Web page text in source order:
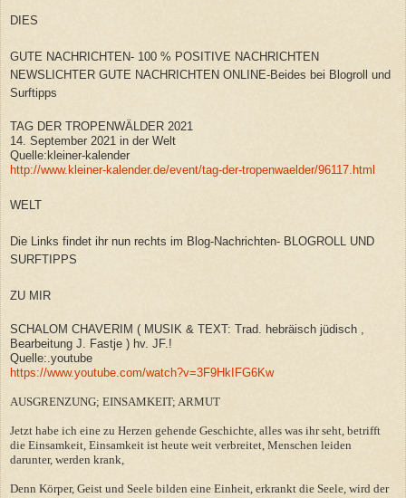
DIES
GUTE NACHRICHTEN- 100 % POSITIVE NACHRICHTEN
NEWSLICHTER GUTE NACHRICHTEN ONLINE-Beides bei Blogroll und
Surftipps
TAG DER TROPENWÄLDER 2021
14. September 2021 in der Welt
Quelle:kleiner-kalender
http://www.kleiner-kalender.de/event/tag-der-tropenwaelder/96117.html
WELT
Die Links findet ihr nun rechts im Blog-Nachrichten- BLOGROLL UND
SURFTIPPS
ZU MIR
SCHALOM CHAVERIM ( MUSIK & TEXT: Trad. hebräisch jüdisch ,
Bearbeitung J. Fastje ) hv. JF.!
Quelle:.youtube
https://www.youtube.com/watch?v=3F9HkIFG6Kw
AUSGRENZUNG; EINSAMKEIT; ARMUT
Jetzt habe ich eine zu Herzen gehende Geschichte, alles was ihr seht, betrifft
die Einsamkeit, Einsamkeit ist heute weit verbreitet, Menschen leiden
darunter, werden krank,
Denn Körper, Geist und Seele bilden eine Einheit, erkrankt die Seele, wird der